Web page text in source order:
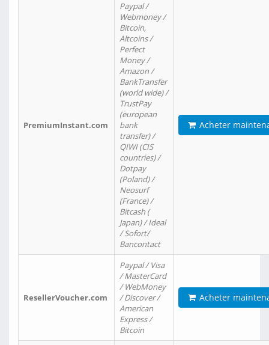
PremiumInstant.com
Paypal /
Webmoney /
Bitcoin,
Altcoins /
Perfect
Money /
Amazon /
BankTransfer
(world wide) /
TrustPay
(european
bank
transfer) /
QIWI (CIS
countries) /
Dotpay
(Poland) /
Neosurf
(France) /
Bitcash (
Japan) / Ideal
/ Sofort/
Bancontact
Acheter
ResellerVoucher.com
Paypal / Visa
/ MasterCard
/ WebMoney
/ Discover /
American
Express /
Bitcoin
Acheter